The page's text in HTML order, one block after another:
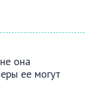
она
ее могут